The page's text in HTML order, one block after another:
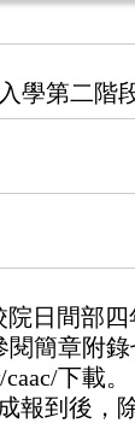
學第二階
院日間部
簡章附
下載。
報到後，